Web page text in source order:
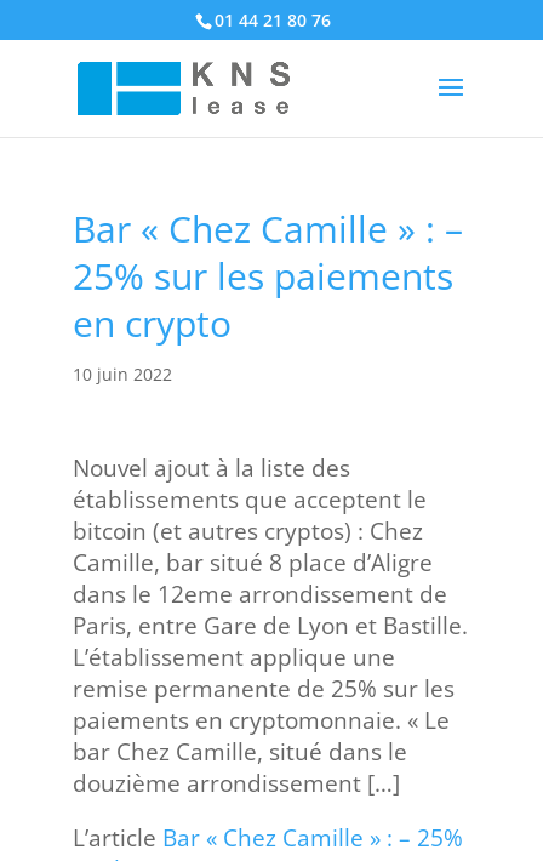
01 44 21 80 76
Bar « Chez Camille » : –
25% sur les paiements
en crypto
10 juin 2022
Nouvel ajout à la liste des
établissements que acceptent le
bitcoin (et autres cryptos) : Chez
Camille, bar situé 8 place d’Aligre
dans le 12eme arrondissement de
Paris, entre Gare de Lyon et Bastille.
L’établissement applique une
remise permanente de 25% sur les
paiements en cryptomonnaie. « Le
bar Chez Camille, situé dans le
douzième arrondissement […]
L’article Bar « Chez Camille » : – 25%